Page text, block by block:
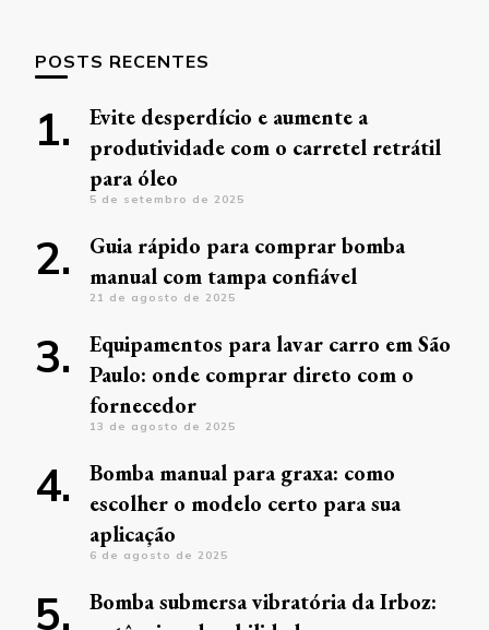
POSTS RECENTES
Evite desperdício e aumente a
produtividade com o carretel retrátil
para óleo
5 de setembro de 2025
Guia rápido para comprar bomba
manual com tampa confiável
21 de agosto de 2025
Equipamentos para lavar carro em São
Paulo: onde comprar direto com o
fornecedor
13 de agosto de 2025
Bomba manual para graxa: como
escolher o modelo certo para sua
aplicação
6 de agosto de 2025
Bomba submersa vibratória da Irboz: